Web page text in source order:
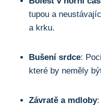
tupou a
a krku.
Bušení srdce:
které by neměly
Závratě a mdloby: